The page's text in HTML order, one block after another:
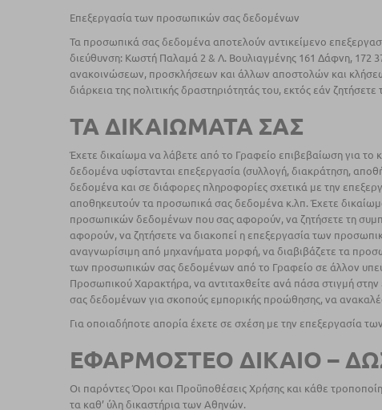
Επεξεργασία των προσωπικών σας δεδομένων
Τα προσωπικά σας δεδομένα αποτελούν αντικείμενο
διεύθυνση: Κωστή Παλαμά 2 & Λ. Βουλιαγμένης 161 Δάφνη, 172
ανακοινώσεων, προσκλήσεων και άλλων αποστολών και
διάρκεια της πολιτικής δραστηριότητάς του, εκτός εάν
ΤΑ ΔΙΚΑΙΩΜΑΤΑ ΣΑΣ
Έχετε δικαίωμα να λάβετε από το Γραφείο επιβεβαίωση για
δεδομένα υφίστανται επεξεργασία (συλλογή, διακράτηση,
δεδομένα και σε διάφορες πληροφορίες σχετικά με την
αποθηκευτούν τα προσωπικά σας δεδομένα κ.λπ. Έχετε
προσωπικών δεδομένων που σας αφορούν, να ζητήσετε τη
αφορούν, να ζητήσετε να διακοπεί η επεξεργασία των
αναγνωρίσιμη από μηχανήματα μορφή, να διαβιβάζετε τα
των προσωπικών σας δεδομένων από το Γραφείο σε άλλον
Προσωπικού Χαρακτήρα, να αντιταχθείτε ανά πάσα στιγμή
σας δεδομένων για σκοπούς εμπορικής προώθησης, να
Για οποιαδήποτε απορία έχετε σε σχέση με την επεξεργασία
ΕΦΑΡΜΟΣΤΕΟ ΔΙΚΑΙΟ –
Οι παρόντες Όροι και Προϋποθέσεις Χρήσης και κάθε
τα καθ’ ύλη δικαστήρια των Αθηνών.